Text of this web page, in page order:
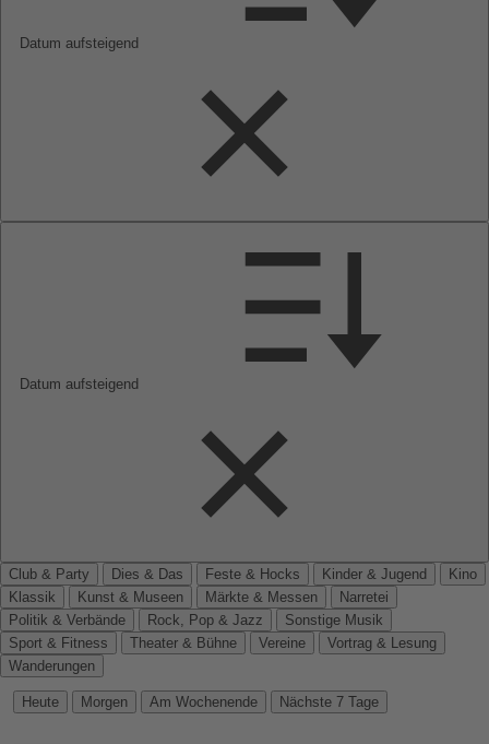
Datum aufsteigend
Datum aufsteigend
Club & Party Dies & Das Feste & Hocks Kinder & Jugend
Kino
Klassik
Kunst & Museen Märkte & Messen
Narretei
Politik & Verbände
Rock, Pop & Jazz
Sonstige Musik
Sport & Fitness
Theater & Bühne Vereine
Vortrag & Lesung
Wanderungen
Heute Morgen Am Wochenende Nächste 7 Tage